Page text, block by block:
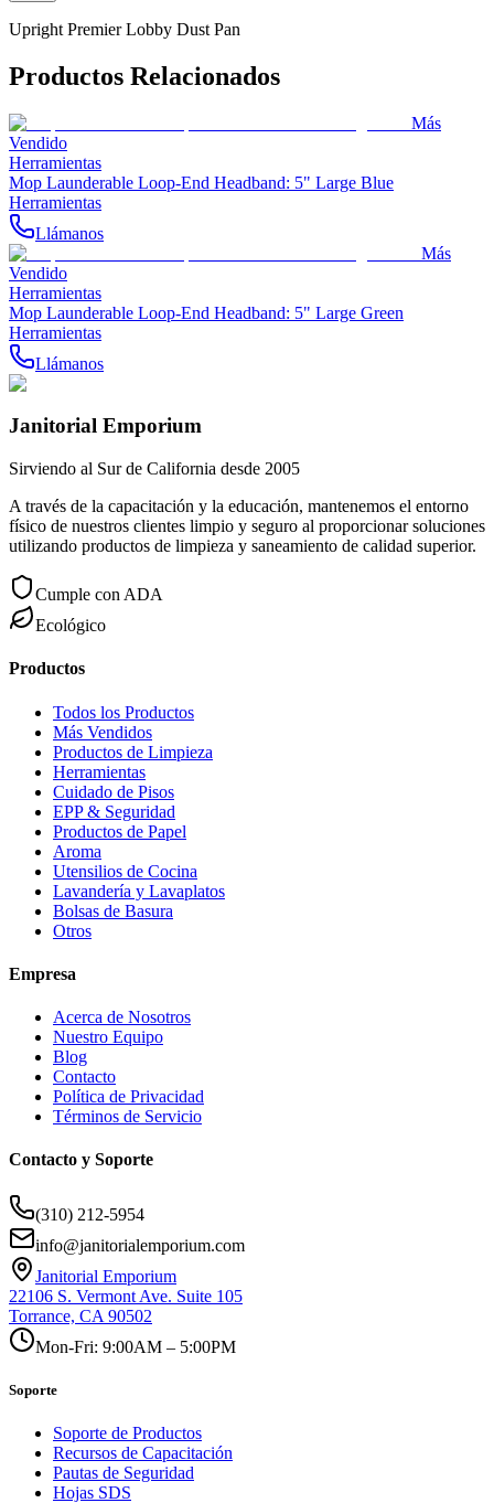
Upright Premier Lobby Dust Pan
Productos Relacionados
Más
Vendido
Herramientas
Mop Launderable Loop-End Headband: 5" Large Blue
Herramientas
Llámanos
Más
Vendido
Herramientas
Mop Launderable Loop-End Headband: 5" Large Green
Herramientas
Llámanos
Janitorial Emporium
Sirviendo al Sur de California desde 2005
A través de la capacitación y la educación, mantenemos el entorno
físico de nuestros clientes limpio y seguro al proporcionar soluciones
utilizando productos de limpieza y saneamiento de calidad superior.
Cumple con ADA
Ecológico
Productos
Todos los Productos
Más Vendidos
Productos de Limpieza
Herramientas
Cuidado de Pisos
EPP & Seguridad
Productos de Papel
Aroma
Utensilios de Cocina
Lavandería y Lavaplatos
Bolsas de Basura
Otros
Empresa
Acerca de Nosotros
Nuestro Equipo
Blog
Contacto
Política de Privacidad
Términos de Servicio
Contacto y Soporte
(310) 212-5954
info@janitorialemporium.com
Janitorial Emporium
22106 S. Vermont Ave. Suite 105
Torrance, CA 90502
Mon-Fri: 9:00AM – 5:00PM
Soporte
Soporte de Productos
Recursos de Capacitación
Pautas de Seguridad
Hojas SDS